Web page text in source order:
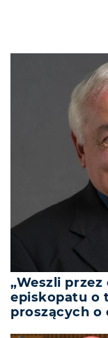
„Weszli
episkopatu o
proszących o